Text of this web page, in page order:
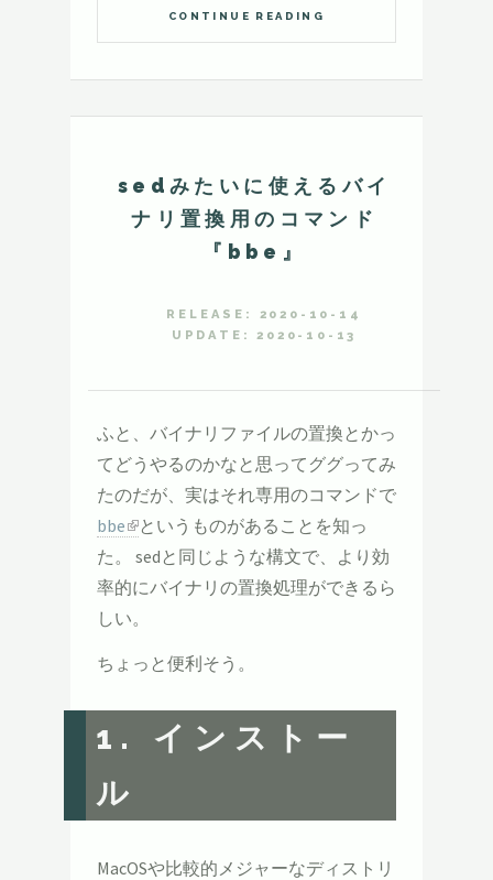
CONTINUE READING
sedみたいに使えるバイ
ナリ置換用のコマンド
『bbe』
RELEASE: 2020-10-14
UPDATE: 2020-10-13
ふと、バイナリファイルの置換とかっ
てどうやるのかなと思ってググってみ
たのだが、実はそれ専用のコマンドで
bbe
というものがあることを知っ
た。 sedと同じような構文で、より効
率的にバイナリの置換処理ができるら
しい。
ちょっと便利そう。
1. インストー
ル
MacOSや比較的メジャーなディストリ